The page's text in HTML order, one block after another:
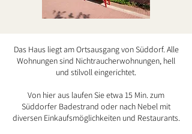
Das Haus liegt am Ortsausgang von Süddorf. Alle
Wohnungen sind Nichtraucherwohnungen, hell
und stilvoll eingerichtet.
Von hier aus laufen Sie etwa 15 Min. zum
Süddorfer Badestrand oder nach Nebel mit
diversen Einkaufsmöglichkeiten und Restaurants.